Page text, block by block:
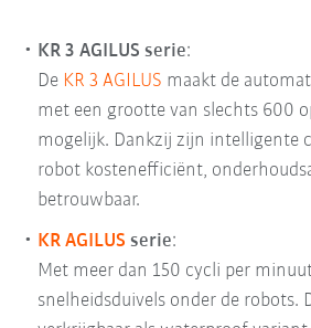
KR 3 AGILUS serie:
De KR 3 AGILUS maakt de
met een grootte van slechts 600
mogelijk. Dankzij zijn intelligente
robot kostenefficiënt,
betrouwbaar.
KR AGILUS serie:
Met meer dan 150 cycli per
snelheidsduivels onder de robots.